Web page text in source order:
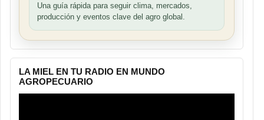
Una guía rápida para seguir clima, mercados,
producción y eventos clave del agro global.
LA MIEL EN TU RADIO EN MUNDO
AGROPECUARIO